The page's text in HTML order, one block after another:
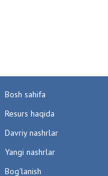
Bosh sahifa
Resurs haqida
Davriy nashrlar
Yangi nashrlar
Bog'lanish